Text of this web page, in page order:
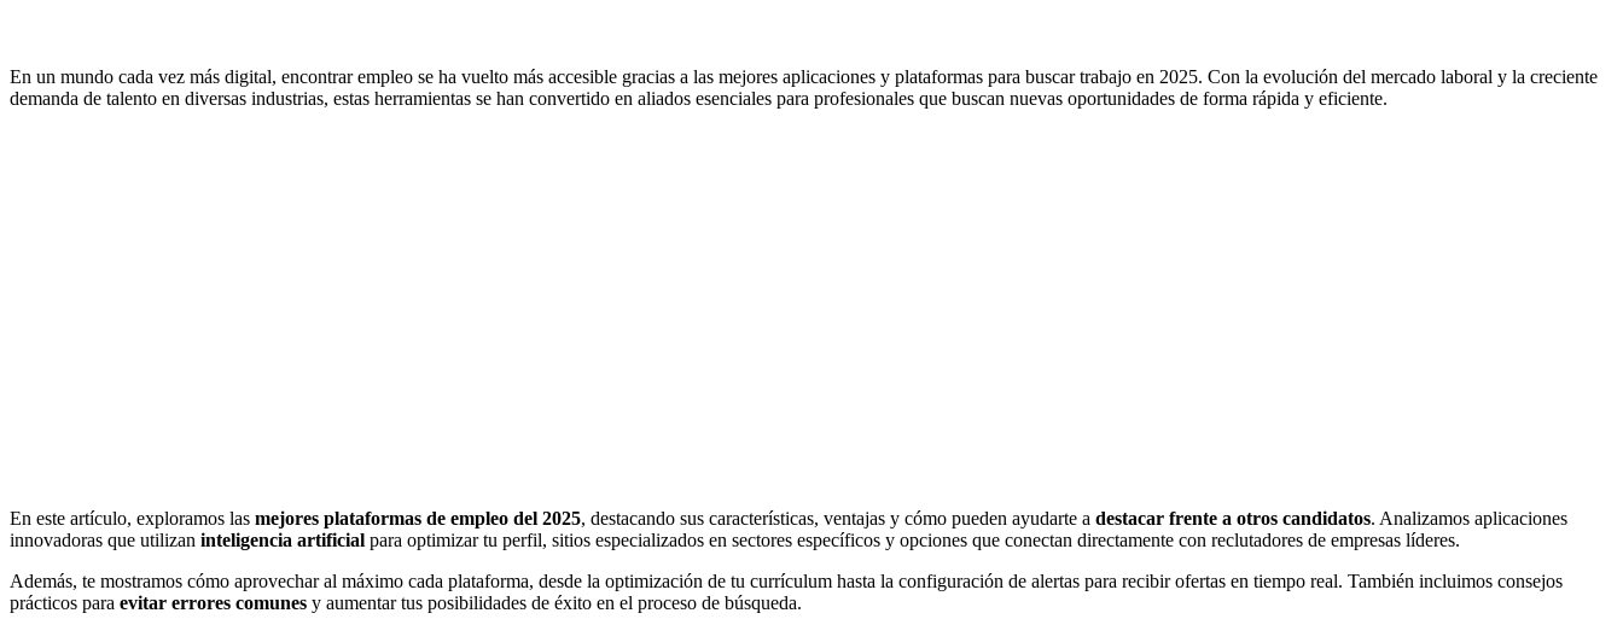
En un mundo cada vez más digital, encontrar empleo se ha vuelto más accesible gracias a las mejores aplicaciones y plataformas para buscar trabajo en 2025. Con la evolución del mercado laboral y la creciente
demanda de talento en diversas industrias, estas herramientas se han convertido en aliados esenciales para profesionales que buscan nuevas oportunidades de forma rápida y eficiente.
En este artículo, exploramos las mejores plataformas de empleo del 2025, destacando sus características, ventajas y cómo pueden ayudarte a destacar frente a otros candidatos. Analizamos aplicaciones
innovadoras que utilizan inteligencia artificial para optimizar tu perfil, sitios especializados en sectores específicos y opciones que conectan directamente con reclutadores de empresas líderes.
Además, te mostramos cómo aprovechar al máximo cada plataforma, desde la optimización de tu currículum hasta la configuración de alertas para recibir ofertas en tiempo real. También incluimos consejos
prácticos para evitar errores comunes y aumentar tus posibilidades de éxito en el proceso de búsqueda.